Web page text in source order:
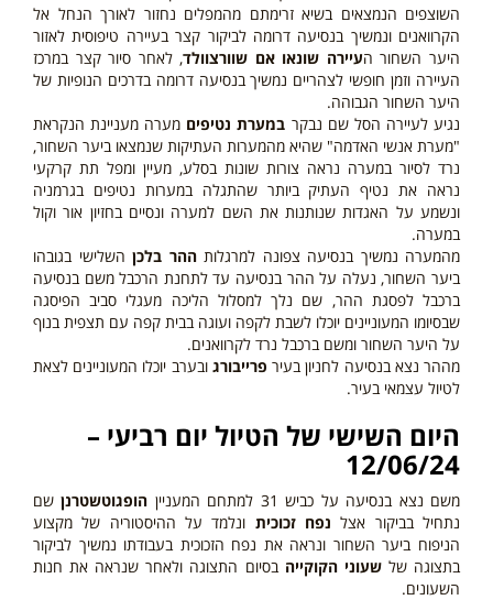
השוצפים הנמצאים בשיא זרימתם מהמפלים נחזור לאורך הנחל אל
הקרוואנים ונמשיך בנסיעה דרומה לביקור קצר בעיירה טיפוסית לאזור
היער השחור העיירה שונאו אם שוורצוולד, לאחר סיור קצר במרכז
העיירה וזמן חופשי לצהריים נמשיך בנסיעה דרומה בדרכים הנופיות של
היער השחור הגבוהה.
נגיע לעיירה הסל שם נבקר במערת נטיפים מערה מעניינת הנקראת
"מערת אנשי האדמה" שהיא מהמערות העתיקות שנמצאו ביער השחור,
נרד לסיור במערה נראה צורות שונות בסלע, מעיין ומפל תת קרקעי
נראה את נטיף העתיק ביותר שהתגלה במערות נטיפים בגרמניה
ונשמע על האגדות שנותנות את השם למערה ונסיים בחזיון אור וקול
במערה.
מהמערה נמשיך בנסיעה צפונה למרגלותההר בלכן השלישי בגובהו
ביער השחור, נעלה על ההר בנסיעה עד לתחנת הרכבל משם בנסיעה
ברכבל לפסגת ההר, שם נלך למסלול הליכה מעגלי סביב הפיסגה
שבסיומו המעוניינים יוכלו לשבת לקפה ועוגה בבית קפה עם תצפית בנוף
על היער השחור ומשם ברכבל נרד לקרוואנים.
מההר נצא בנסיעה לחניון בעיר פרייבורג ובערב יוכלו המעוניינים לצאת
לטיול עצמאי בעיר.
היום השישי של הטיול יום רביעי –
12/06/24
משם נצא בנסיעה על כביש 31 למתחם המעניין הופגוטשטרנןשם
נתחיל בביקור אצל נפח זכוכית ונלמד על ההיסטוריה של מקצוע
הניפוח ביער השחור ונראה את נפח הזכוכית בעבודתו נמשיך לביקור
בתצוגה שלשעוני הקוקייה בסיום התצוגה ולאחר שנראה את חנות
השעונים.